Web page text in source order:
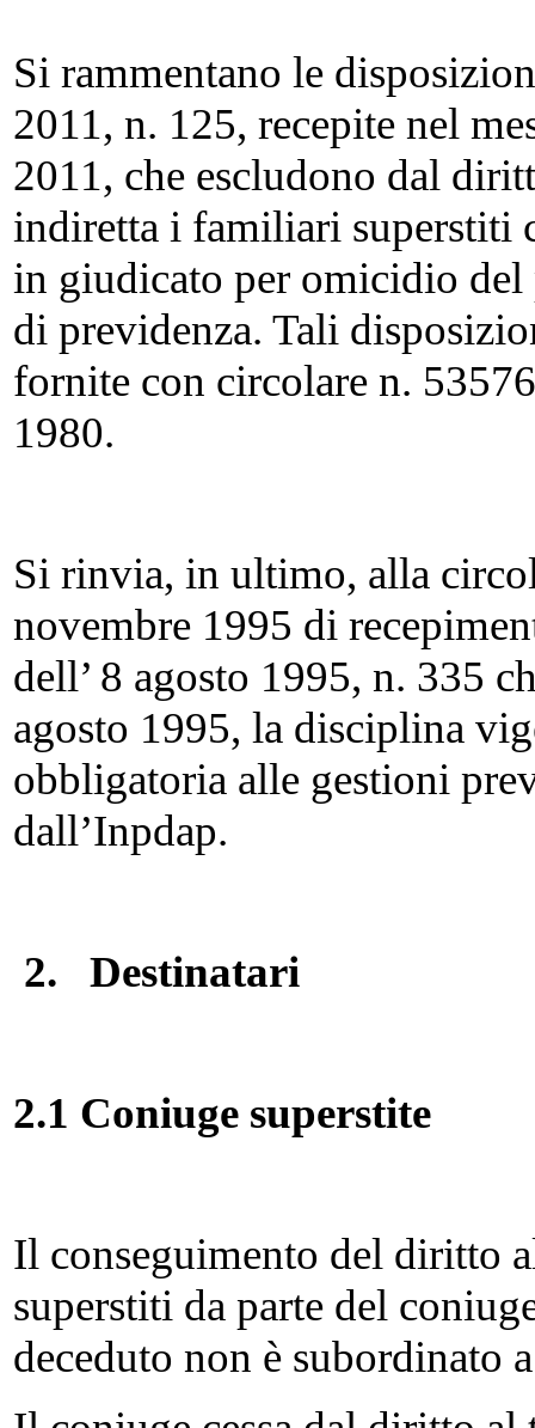
Si rammentano le
2011, n. 125, recepite nel
2011, che escludono dal
indiretta i familiari superstiti
in giudicato per omicidio del
di previdenza. Tali
fornite con circolare n.
1980.
Si rinvia, in ultimo, alla
novembre 1995 di
dell’ 8 agosto 1995, n. 335
agosto 1995, la disciplina
obbligatoria alle gestioni
dall’Inpdap.
2. Destinatari
2.1 Coniuge superstite
Il conseguimento del diritto
superstiti da parte del
deceduto non è subordinato